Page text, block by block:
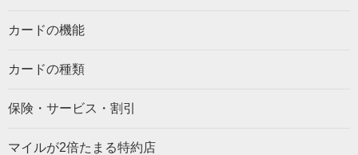
カードの機能
カードの種類
保険・サービス・割引
マイルが2倍たまる特約店